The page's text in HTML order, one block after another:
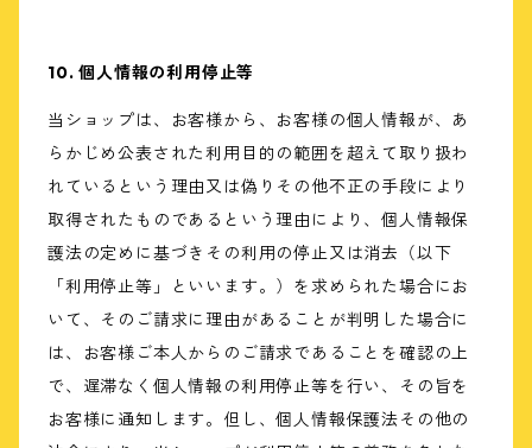
10. 個人情報の利用停止等
当ショップは、お客様から、お客様の個人情報が、あ
らかじめ公表された利用目的の範囲を超えて取り扱わ
れているという理由又は偽りその他不正の手段により
取得されたものであるという理由により、個人情報保
護法の定めに基づきその利用の停止又は消去（以下
「利用停止等」といいます。）を求められた場合にお
いて、そのご請求に理由があることが判明した場合に
は、お客様ご本人からのご請求であることを確認の上
で、遅滞なく個人情報の利用停止等を行い、その旨を
お客様に通知します。但し、個人情報保護法その他の